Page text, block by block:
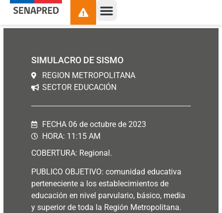
contenido
SIMULACRO DE SISMO
REGION METROPOLITANA
SECTOR EDUCACIÓN
FECHA 06 de octubre de 2023
HORA: 11:15 AM
COBERTURA: Regional.
PUBLICO OBJETIVO: comunidad educativa
perteneciente a los establecimientos de
educación en nivel parvulario, básico, media
y superior de toda la Región Metropolitana.